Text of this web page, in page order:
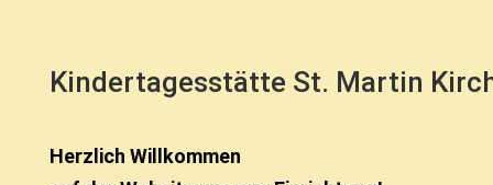
Kindertagesstätte St. Martin
Herzlich Willkommen